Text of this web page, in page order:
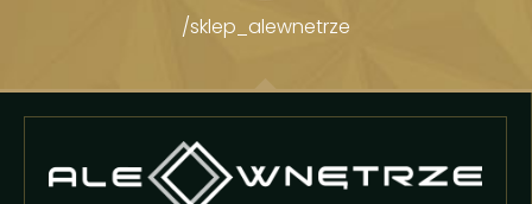
/sklep_alewnetrze